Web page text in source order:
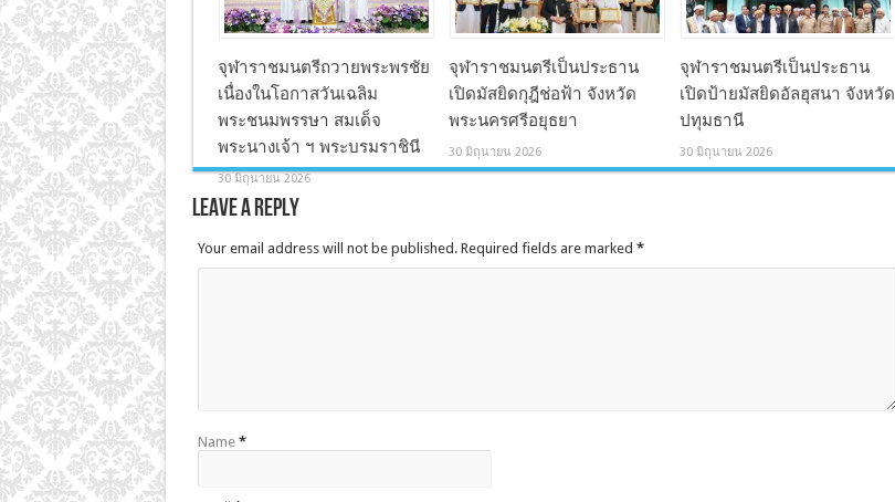
จุฬาราชมนตรีถวายพระพรชัย
เนื่องในโอกาสวันเฉลิม
พระชนมพรรษา สมเด็จ
พระนางเจ้า ฯ พระบรมราชินี
30 มิถุนายน 2026
จุฬาราชมนตรีเป็นประธาน
เปิดมัสยิดกุฎีช่อฟ้า จังหวัด
พระนครศรีอยุธยา
30 มิถุนายน 2026
จุฬาราชมนตรีเป็นประธาน
เปิดป้ายมัสยิดอัลฮุสนา จังหวัด
ปทุมธานี
30 มิถุนายน 2026
Leave a Reply
Your email address will not be published. Required fields are marked *
Name *